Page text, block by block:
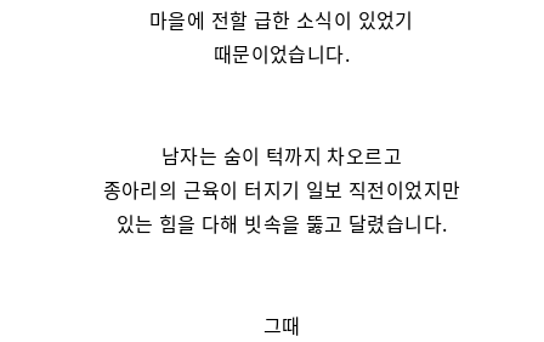
마을에 전할 급한 소식이 있었기
때문이었습니다.
남자는 숨이 턱까지 차오르고
종아리의 근육이 터지기 일보 직전이었지만
있는 힘을 다해 빗속을 뚫고 달렸습니다.
그때